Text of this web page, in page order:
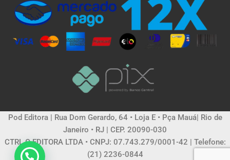
Pod Editora | Rua Dom Gerardo, 64 • Loja E • Pça Mauá| Rio de
Janeiro • RJ | CEP. 20090-030
CTRL C EDITORA LTDA • CNPJ: 07.743.279/0001-42 | Telefone:
(21) 2236-0844